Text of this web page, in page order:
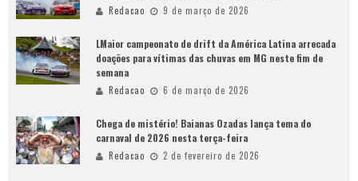
Redacao 9 de março de 2026
LMaior campeonato de drift da América Latina arrecada
doações para vítimas das chuvas em MG neste fim de
semana
Redacao 6 de março de 2026
Chega de mistério! Baianas Ozadas lança tema do
carnaval de 2026 nesta terça-feira
Redacao 2 de fevereiro de 2026